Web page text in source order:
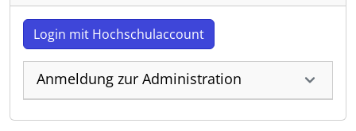
Login mit Hochschulaccount
Anmeldung zur Administration